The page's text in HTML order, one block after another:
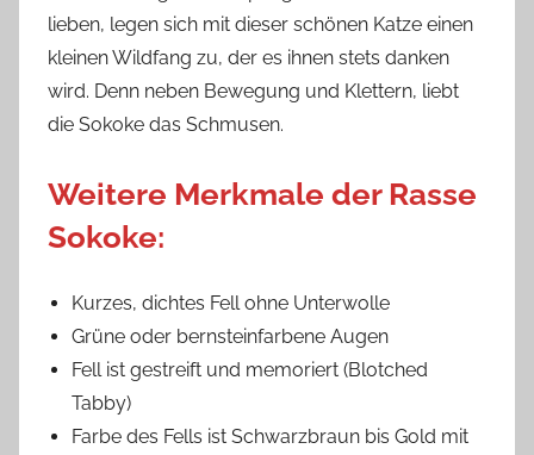
lieben, legen sich mit dieser schönen Katze einen
kleinen Wildfang zu, der es ihnen stets danken
wird. Denn neben Bewegung und Klettern, liebt
die Sokoke das Schmusen.
Weitere Merkmale der Rasse
Sokoke:
Kurzes, dichtes Fell ohne Unterwolle
Grüne oder bernsteinfarbene Augen
Fell ist gestreift und memoriert (Blotched
Tabby)
Farbe des Fells ist Schwarzbraun bis Gold mit